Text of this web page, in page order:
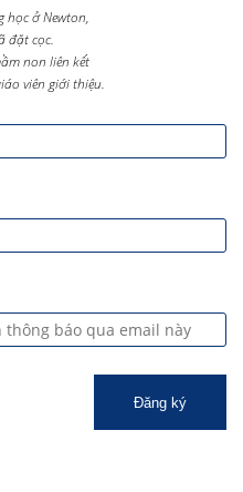
học ở Newton,
đặt cọc.
non liên kết
viên giới thiệu.
Đăng ký